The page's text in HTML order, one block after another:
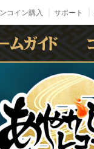
コイン購入 サポート